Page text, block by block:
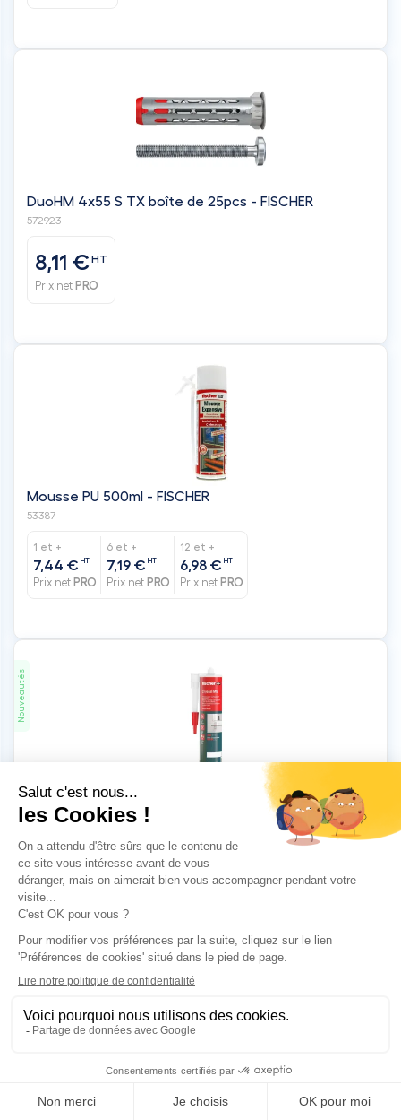
DuoHM 4x55 S TX boîte de 25pcs - FISCHER
572923
8,11 €HT
Prix net PRO
Mousse PU 500ml - FISCHER
53387
1 et +
7,44 € HT
Prix net PRO
6 et +
7,19 € HT
Prix net PRO
12 et +
6,98 € HT
Prix net PRO
Nouveautés
CRYSTAL MS 290ml - FISCHER
503317
1 et +
11,58 €
Prix netPRO
3 et +
10,76 €
Prix netPRO
5 et +
10,04 €
Prix netPRO
541441